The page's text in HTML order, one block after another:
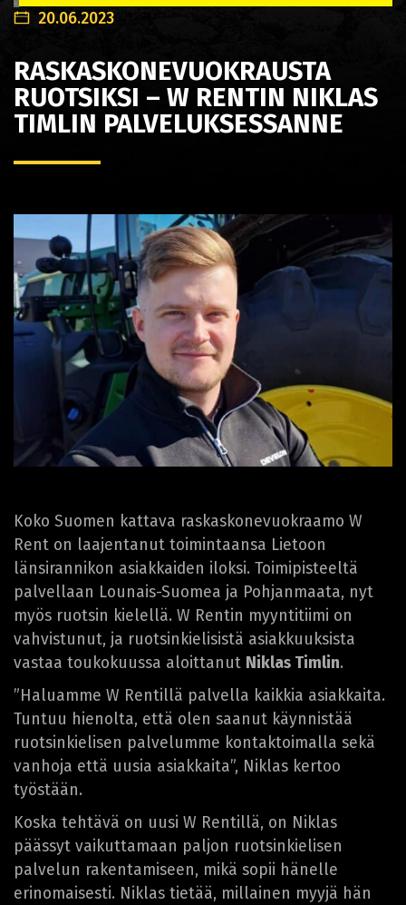
20.06.2023
RASKASKONEVUOKRAUSTA
RUOTSIKSI – W RENTIN NIKLAS
TIMLIN PALVELUKSESSANNE
Koko Suomen kattava raskaskonevuokraamo W
Rent on laajentanut toimintaansa Lietoon
länsirannikon asiakkaiden iloksi. Toimipisteeltä
palvellaan Lounais-Suomea ja Pohjanmaata, nyt
myös ruotsin kielellä. W Rentin myyntitiimi on
vahvistunut, ja ruotsinkielisistä asiakkuuksista
vastaa toukokuussa aloittanut Niklas Timlin.
”Haluamme W Rentillä palvella kaikkia asiakkaita.
Tuntuu hienolta, että olen saanut käynnistää
ruotsinkielisen palvelumme kontaktoimalla sekä
vanhoja että uusia asiakkaita”, Niklas kertoo
työstään.
Koska tehtävä on uusi W Rentillä, on Niklas
päässyt vaikuttamaan paljon ruotsinkielisen
palvelun rakentamiseen, mikä sopii hänelle
erinomaisesti. Niklas tietää, millainen myyjä hän